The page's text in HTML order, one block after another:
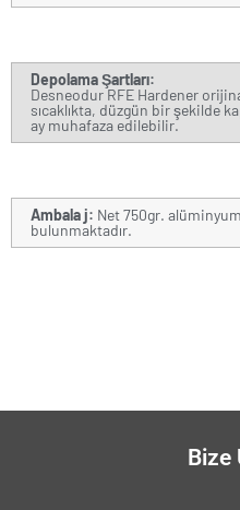
Depolama Şartları:
Desneodur RFE Hardener
sıcaklıkta, düzgün bir şekilde
ay muhafaza edilebilir.
Ambala j: Net 750gr.
bulunmaktadır.
Bize